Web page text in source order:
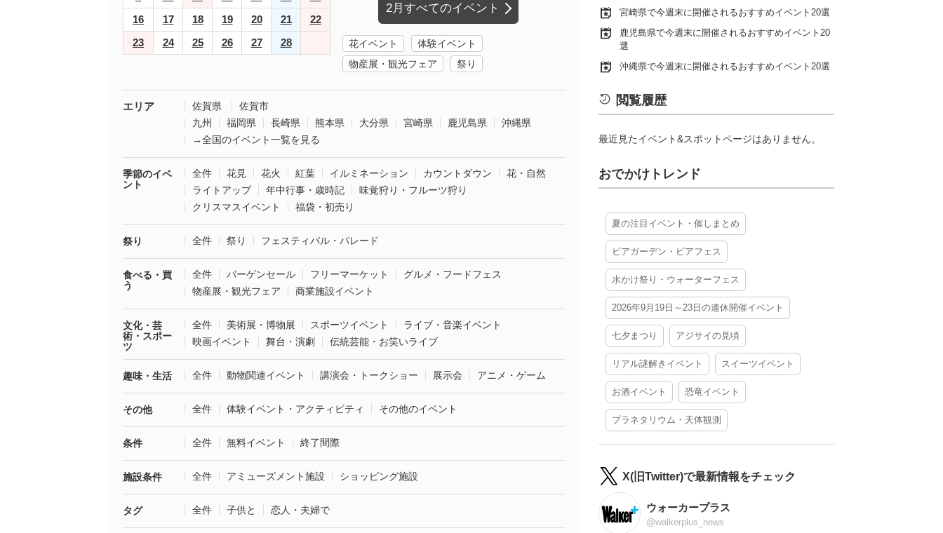
16
17 18 19 20 21
22
23
24 25 26 27 28
2月すべてのイベント
花イベント
体験イベント
物産展・観光フェア
祭り
エリア 佐賀県
佐賀市
九州
福岡県 長崎県 熊本県 大分県 宮崎県 鹿児島県
沖縄県
→全国のイベント一覧を見る
季節のイベ
ント
全件 花見 花火 紅葉 イルミネーション カウントダウン
花・自然
ライトアップ
年中行事・歳時記
味覚狩り・フルーツ狩り
クリスマスイベント
福袋・初売り
祭り 全件 祭り フェスティバル・パレード
食べる・買
う
全件 バーゲンセール フリーマーケット
グルメ・フードフェス
物産展・観光フェア
商業施設イベント
文化・芸
術・スポー
ツ
全件 美術展・博物展 スポーツイベント
ライブ・音楽イベント
映画イベント
舞台・演劇 伝統芸能・お笑いライブ
趣味・生活 全件 動物関連イベント 講演会・トークショー 展示会 アニメ・ゲーム
その他 全件 体験イベント・アクティビティ その他のイベント
条件 全件 無料イベント 終了間際
施設条件 全件 アミューズメント施設 ショッピング施設
タグ 全件 子供と 恋人・夫婦で
宮崎県で今週末に開催されるおすすめイベント20選
鹿児島県で今週末に開催されるおすすめイベント20
選
沖縄県で今週末に開催されるおすすめイベント20選
閲覧履歴
最近見たイベント&スポットページはありません。
おでかけトレンド
夏の注目イベント・催しまとめ
ビアガーデン・ビアフェス
水かけ祭り・ウォーターフェス
2026年9月19日～23日の連休開催イベント
七夕まつり アジサイの見頃
リアル謎解きイベント スイーツイベント
お酒イベント 恐竜イベント
プラネタリウム・天体観測
X(旧Twitter)で最新情報をチェック
ウォーカープラス
@walkerplus_news